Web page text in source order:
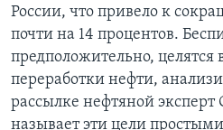
России, что привело к
почти на 14 процентов.
предположительно, целятся
переработки нефти,
рассылке нефтяной
называет эти цели